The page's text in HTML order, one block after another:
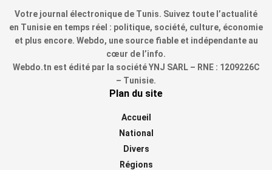
Votre journal électronique de Tunis. Suivez toute l’actualité
en Tunisie en temps réel : politique, société, culture, économie
et plus encore. Webdo, une source fiable et indépendante au
cœur de l’info.
Webdo.tn est édité par la société YNJ SARL – RNE : 1209226C
– Tunisie.
Plan du site
Accueil
National
Divers
Régions